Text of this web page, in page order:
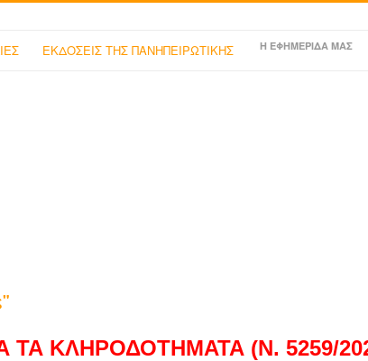
ΕΚΔΟΣΕΙΣ ΤΗΣ ΠΑΝΗΠΕΙΡΩΤΙΚΗΣ Η ΕΦΗΜΕΡΙΔΑ ΜΑΣ
ΚΛΗΡΟΔΟΤΗΜΑΤΑ (Ν. 5259/